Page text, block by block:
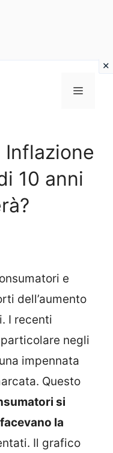
MENU
Inflazione
10 anni
e
dell’aumento
I recenti
negli
impennata
Questo
si
la
Il grafico